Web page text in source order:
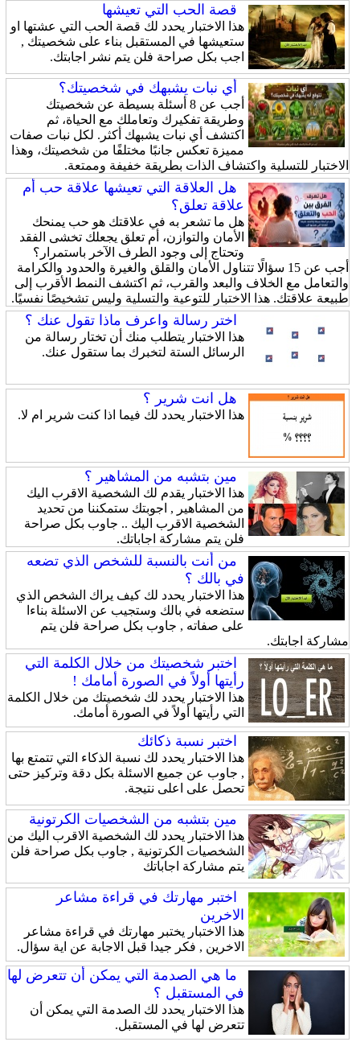
قصة الحب التي تعيشها
هذا الاختبار يحدد لك قصة الحب التي عشتها او
ستعيشها في المستقبل بناء على شخصيتك ,
اجب بكل صراحة فلن يتم نشر اجابتك.
أي نبات يشبهك في شخصيتك؟
أجب عن 8 أسئلة بسيطة عن شخصيتك
وطريقة تفكيرك وتعاملك مع الحياة، ثم
اكتشف أي نبات يشبهك أكثر. لكل نبات صفات
مميزة تعكس جانبًا مختلفًا من شخصيتك، وهذا
الاختبار للتسلية واكتشاف الذات بطريقة خفيفة وممتعة.
هل العلاقة التي تعيشها علاقة حب أم
علاقة تعلق؟
هل ما تشعر به في علاقتك هو حب يمنحك
الأمان والتوازن، أم تعلق يجعلك تخشى الفقد
وتحتاج إلى وجود الطرف الآخر باستمرار؟
أجب عن 15 سؤالًا تتناول الأمان والقلق والغيرة والحدود والكرامة
والتعامل مع الخلاف والبعد والقرب، ثم اكتشف النمط الأقرب إلى
طبيعة علاقتك. هذا الاختبار للتوعية والتسلية وليس تشخيصًا نفسيًا.
اختر رسالة واعرف ماذا تقول عنك ؟
هذا الاختبار يتطلب منك أن تختار رسالة من
الرسائل الستة لتخبرك بما ستقول عنك.
هل انت شرير ؟
هذا الاختبار يحدد لك فيما اذا كنت شرير ام لا.
مين بتشبه من المشاهير ؟
هذا الاختبار يقدم لك الشخصية الاقرب اليك
من المشاهير , اجوبتك ستمكننا من تحديد
الشخصية الاقرب اليك .. جاوب بكل صراحة
فلن يتم مشاركة اجاباتك.
من أنت بالنسبة للشخص الذي تضعه
في بالك ؟
هذا الاختبار يحدد لك كيف يراك الشخص الذي
ستضعه في بالك وستجيب عن الاسئلة بناءا
على صفاته , جاوب بكل صراحة فلن يتم
مشاركة اجابتك.
اختبر شخصيتك من خلال الكلمة التي
رأيتها أولاً في الصورة أمامك !
هذا الاختبار يحدد لك شخصيتك من خلال الكلمة
التي رأيتها أولاً في الصورة أمامك.
اختبر نسبة ذكائك
هذا الاختبار يحدد لك نسبة الذكاء التي تتمتع بها
, جاوب عن جميع الاسئلة بكل دقة وتركيز حتى
تحصل على اعلى نتيجة.
مين بتشبه من الشخصيات الكرتونية
هذا الاختبار يحدد لك الشخصية الاقرب اليك من
الشخصيات الكرتونية , جاوب بكل صراحة فلن
يتم مشاركة اجاباتك
اختبر مهارتك في قراءة مشاعر
الاخرين
هذا الاختبار يختبر مهارتك في قراءة مشاعر
الاخرين , فكر جيدا قبل الاجابة عن اية سؤال.
ما هي الصدمة التي يمكن أن تتعرض لها
في المستقبل ؟
هذا الاختبار يحدد لك الصدمة التي يمكن أن
تتعرض لها في المستقبل.